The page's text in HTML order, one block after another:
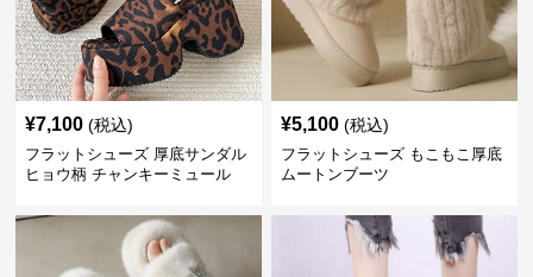
¥7,100 (税込)
フラットシューズ 厚底サンダル
ヒョウ柄 チャンキーミュール
¥5,100 (税込)
フラットシューズ もこもこ厚底
ムートンブーツ